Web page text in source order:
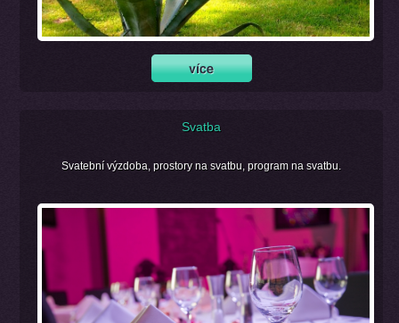
Svatba
Svatební výzdoba, prostory na svatbu, program na svatbu.